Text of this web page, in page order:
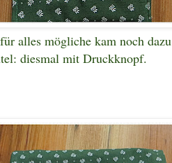
alles mögliche kam noch dazu
diesmal mit Druckknopf.